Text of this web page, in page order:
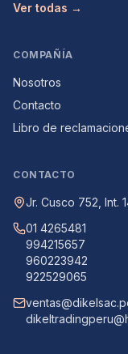
Ver todas →
COMPAÑÍA
Nosotros
Contacto
Libro de
CONTACTO
Jr. Cusco 752, Int.
01 4265481
994215657
960223942
922529065